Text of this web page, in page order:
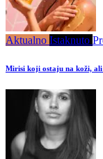
Aktualno Istaknuto
Mirisi koji ostaju na koži,